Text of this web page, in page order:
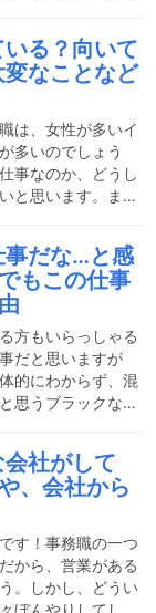
事情についても必
の大まかな仕事内
業部門の専門事務
話などでお客様と
いる商品の概要、
る？向いて
なことなど
は、女性が多いイ
多いのでしょう
事なのか、どうし
と思います。また
。営業事務はどん
ことがメインの仕
の作業ができない
言ってしまうと、
をサポートしま
事だな…と感
もこの仕事
方もいらっしゃる
だと思いますが
的にわからず、混
思うブラックな瞬
に合う職業なのか
業事務の仕事は幾
書の作成営業がお
商品やサービスの
です。発注お客様
社がして
、会社から
す！事務職の一つ
から、営業がある
。しかし、どうい